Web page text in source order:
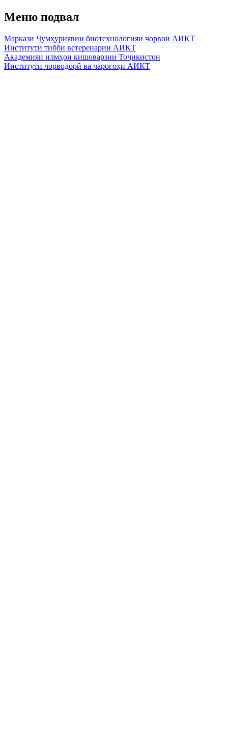
Меню подвал
Маркази Ҷумҳуриявии биотехнологияи чорвои АИКТ
Институти тибби ветеренарии АИКТ
Академияи илмҳои кишоварзии Тоҷикистон
Институти чорводорӣ ва чарогоҳи АИКТ